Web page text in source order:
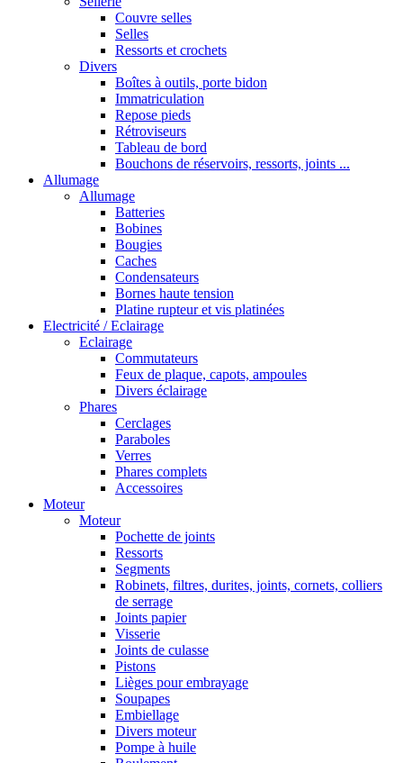
Couvre selles
Selles
Ressorts et crochets
Divers
Boîtes à outils, porte bidon
Immatriculation
Repose pieds
Rétroviseurs
Tableau de bord
Bouchons de réservoirs, ressorts, joints ...
Allumage
Allumage
Batteries
Bobines
Bougies
Caches
Condensateurs
Bornes haute tension
Platine rupteur et vis platinées
Electricité / Eclairage
Eclairage
Commutateurs
Feux de plaque, capots, ampoules
Divers éclairage
Phares
Cerclages
Paraboles
Verres
Phares complets
Accessoires
Moteur
Moteur
Pochette de joints
Ressorts
Segments
Robinets, filtres, durites, joints, cornets, colliers
de serrage
Joints papier
Visserie
Joints de culasse
Pistons
Lièges pour embrayage
Soupapes
Embiellage
Divers moteur
Pompe à huile